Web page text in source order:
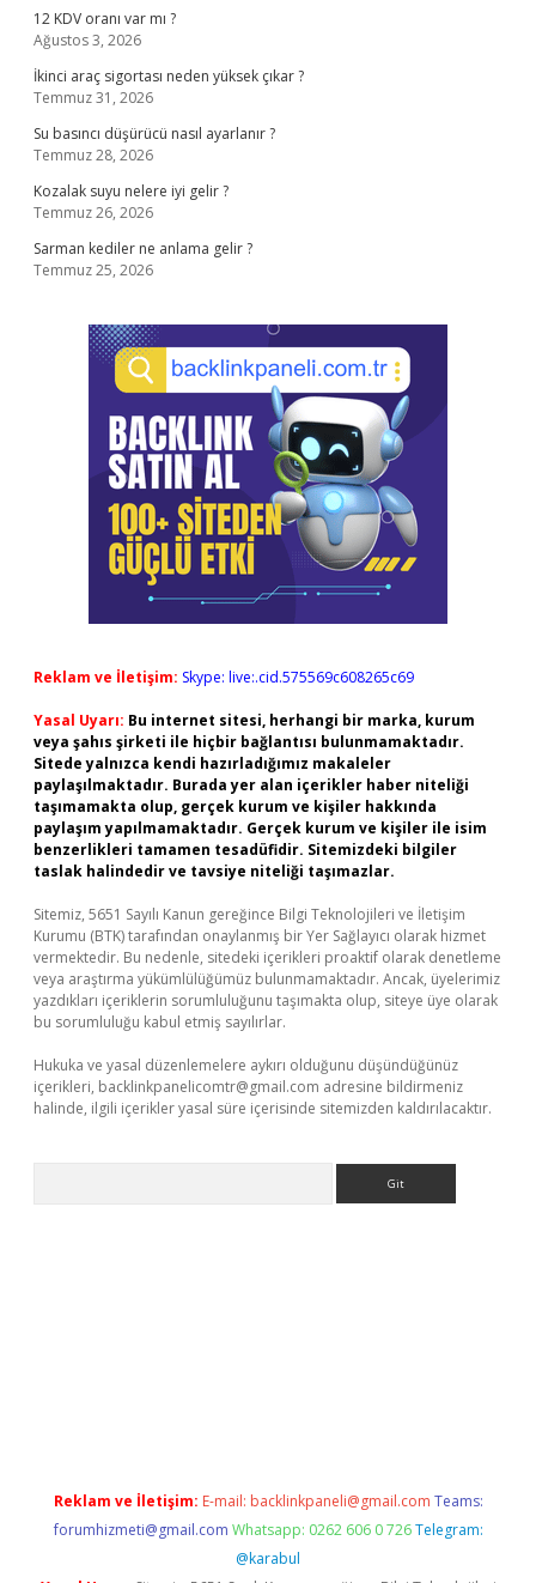
12 KDV oranı var mı ?
Ağustos 3, 2026
İkinci araç sigortası neden yüksek çıkar ?
Temmuz 31, 2026
Su basıncı düşürücü nasıl ayarlanır ?
Temmuz 28, 2026
Kozalak suyu nelere iyi gelir ?
Temmuz 26, 2026
Sarman kediler ne anlama gelir ?
Temmuz 25, 2026
Reklam ve İletişim: Skype: live:.cid.575569c608265c69
Yasal Uyarı: Bu internet sitesi, herhangi bir marka, kurum
veya şahıs şirketi ile hiçbir bağlantısı bulunmamaktadır.
Sitede yalnızca kendi hazırladığımız makaleler
paylaşılmaktadır. Burada yer alan içerikler haber niteliği
taşımamakta olup, gerçek kurum ve kişiler hakkında
paylaşım yapılmamaktadır. Gerçek kurum ve kişiler ile isim
benzerlikleri tamamen tesadüfidir. Sitemizdeki bilgiler
taslak halindedir ve tavsiye niteliği taşımazlar.
Sitemiz, 5651 Sayılı Kanun gereğince Bilgi Teknolojileri ve İletişim
Kurumu (BTK) tarafından onaylanmış bir Yer Sağlayıcı olarak hizmet
vermektedir. Bu nedenle, sitedeki içerikleri proaktif olarak denetleme
veya araştırma yükümlülüğümüz bulunmamaktadır. Ancak, üyelerimiz
yazdıkları içeriklerin sorumluluğunu taşımakta olup, siteye üye olarak
bu sorumluluğu kabul etmiş sayılırlar.
Hukuka ve yasal düzenlemelere aykırı olduğunu düşündüğünüz
içerikleri, backlinkpanelicomtr@gmail.com adresine bildirmeniz
halinde, ilgili içerikler yasal süre içerisinde sitemizden kaldırılacaktır.
Reklam ve İletişim: E-mail: backlinkpaneli@gmail.com Teams:
forumhizmeti@gmail.com Whatsapp: 0262 606 0 726 Telegram:
@karabul